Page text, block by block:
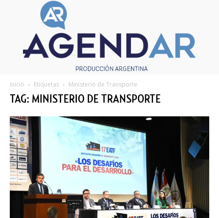
Inicio Etiquetas Ministerio de Transporte
TAG: MINISTERIO DE TRANSPORTE